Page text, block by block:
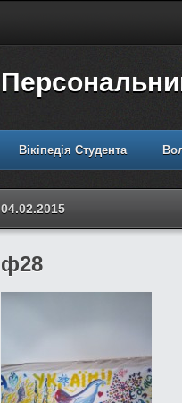
Вікіпедія Студента
04.02.2015
ф28